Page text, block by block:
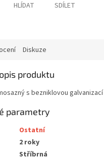
HLÍDAT SDÍLET
Diskuze
produktu
s bezniklovou galvanizací
parametry
Ostatní
2 roky
Stříbrná